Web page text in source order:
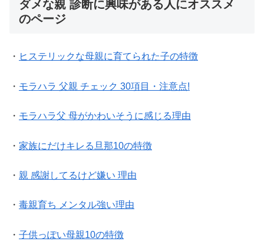
ダメな親 診断に興味がある人にオススメ
のページ
・ ヒステリックな母親に育てられた子の特徴
・ モラハラ 父親 チェック 30項目・注意点!
・ モラハラ父 母がかわいそうに感じる理由
・ 家族にだけキレる旦那10の特徴
・ 親 感謝してるけど嫌い 理由
・ 毒親育ち メンタル強い理由
・ 子供っぽい母親10の特徴